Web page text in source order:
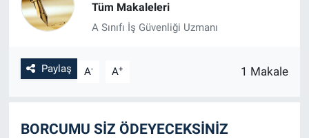
Tüm Makaleleri
A Sınıfı İş Güvenliği Uzmanı
Paylaş A- A+ 1 Makale
BORCUMU SİZ ÖDEYECEKSİNİZ
Tüm Manşetler
Son Dakika Haberleri